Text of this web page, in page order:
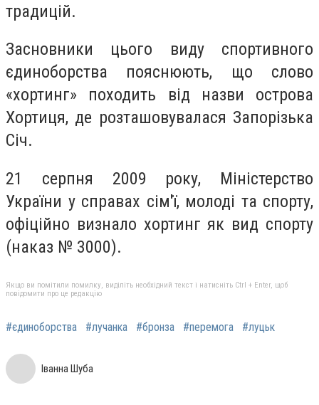
традицій.
Засновники цього виду спортивного
єдиноборства пояснюють, що слово
«хортинг» походить від назви острова
Хортиця, де розташовувалася Запорізька
Січ.
21 серпня 2009 року, Міністерство
України у справах сім'ї, молоді та спорту,
офіційно визнало хортинг як вид спорту
(наказ № 3000).
Якщо ви помітили помилку, виділіть необхідний текст і натисніть Ctrl + Enter, щоб
повідомити про це редакцію
#єдиноборства #лучанка #бронза #перемога #луцьк
Іванна Шуба